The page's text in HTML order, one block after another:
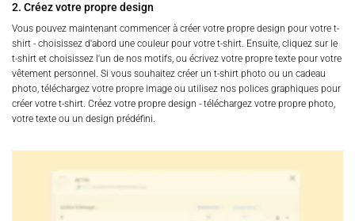
2. Créez votre propre design
Vous pouvez maintenant commencer à créer votre propre design pour votre t-
shirt - choisissez d'abord une couleur pour votre t-shirt. Ensuite, cliquez sur le
t-shirt et choisissez l'un de nos motifs, ou écrivez votre propre texte pour votre
vêtement personnel. Si vous souhaitez créer un t-shirt photo ou un cadeau
photo, téléchargez votre propre image ou utilisez nos polices graphiques pour
créer votre t-shirt. Créez votre propre design - téléchargez votre propre photo,
votre texte ou un design prédéfini.